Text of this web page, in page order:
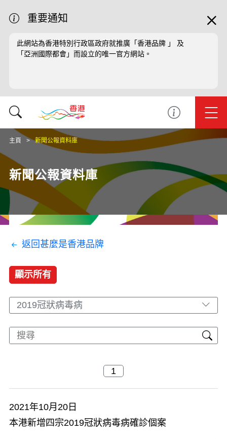
重要通知
此網站為香港特別行政區政府就推廣「香港品牌 」 及
「亞洲國際都會」而設立的唯一官方網站。
主頁 新聞公報資料庫
新聞公報資料庫
返回甚麼是香港品牌
顯示所有
2019冠狀病毒病
2021年10月20日
本港新增四宗2019冠狀病毒病確診個案